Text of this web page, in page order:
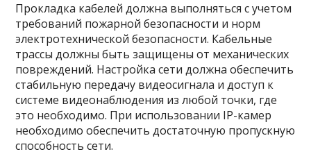
Прокладка кабелей должна выполняться с учетом
требований пожарной безопасности и норм
электротехнической безопасности. Кабельные
трассы должны быть защищены от механических
повреждений. Настройка сети должна обеспечить
стабильную передачу видеосигнала и доступ к
системе видеонаблюдения из любой точки, где
это необходимо. При использовании IP-камер
необходимо обеспечить достаточную пропускную
способность сети.